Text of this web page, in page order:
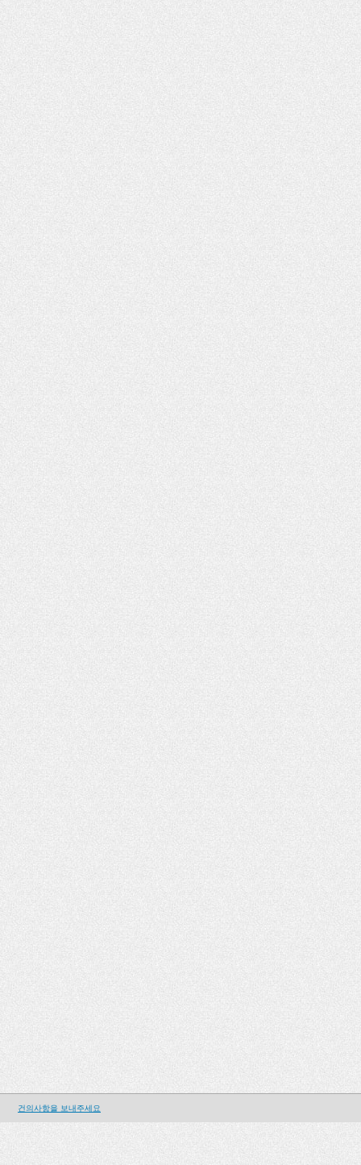
건의사항을 보내주세요